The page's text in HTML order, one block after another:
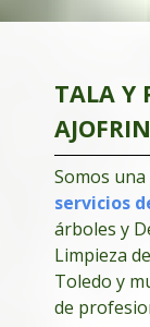
TALA Y
Somos
servicios
árboles y
Limpieza
Toledo y
de